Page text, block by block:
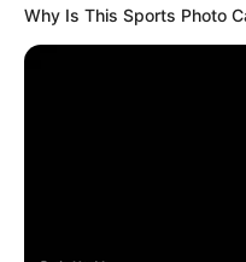
Why this ordinary drink
Why Is This Sports Photo